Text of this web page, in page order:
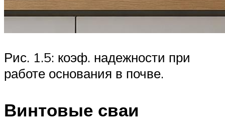
Рис. 1.5: коэф. надежности при
работе основания в почве.
Винтовые сваи